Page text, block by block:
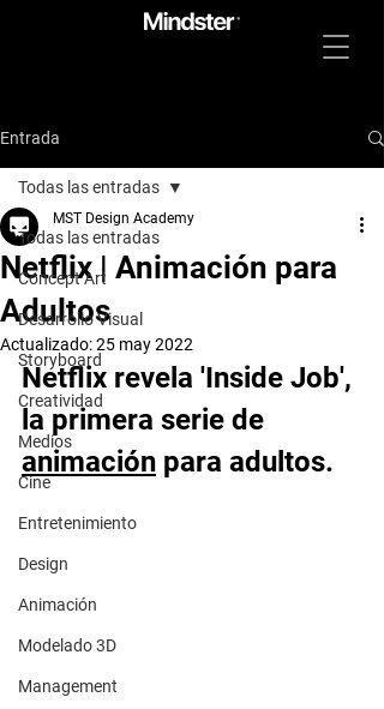
Entrada
Todas las entradas
Concept Art
Desarrollo Visual
Storyboard
Creatividad
Medios
Cine
Entretenimiento
Design
Animación
Modelado 3D
Management
Todas las entradas
Netflix | Animación para
Adultos
MST Design Academy
Actualizado:25 may 2022
Netflix revela 'Inside Job',
la primera serie de
animación para adultos.